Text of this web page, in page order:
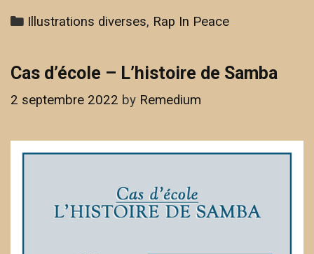
Categories
Illustrations diverses, Rap In Peace
Cas d’école – L’histoire de Samba
2 septembre 2022 by Remedium